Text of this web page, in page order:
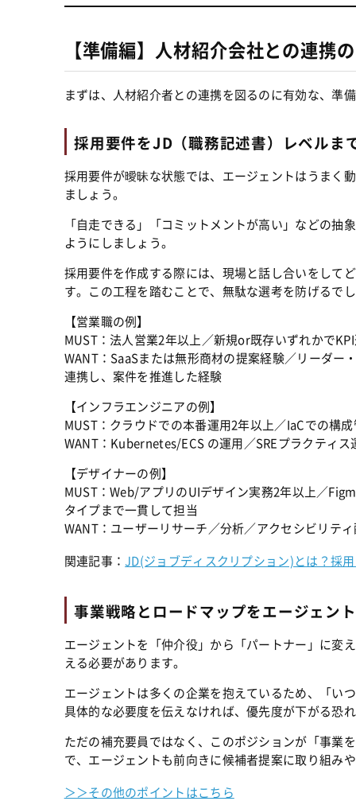
【準備編】人材紹介会社との連携
まずは、人材紹介者との連携を図るのに有効な、準
採用要件をJD（職務記述書）レベルま
採用要件が曖昧な状態では、エージェントはうまく
ましょう。
「自走できる」「コミットメントが高い」などの
ようにしましょう。
採用要件を作成する際には、現場と話し合いをして
す。この工程を踏むことで、無駄な選考を防げるで
【営業職の例】
MUST：法人営業2年以上／新規or既存いずれかで
WANT：SaaSまたは無形商材の提案経験／リーダ
連携し、案件を推進した経験
【インフラエンジニアの例】
MUST：クラウドでの本番運用2年以上／IaCでの構
WANT：Kubernetes/ECS の運用／SREプラクティ
【デザイナーの例】
MUST：Web/アプリのUIデザイン実務2年以上／
タイプまで一貫して担当
WANT：ユーザーリサーチ／分析／アクセシビリテ
関連記事：JD(ジョブディスクリプション)とは？採
事業戦略とロードマップをエージェン
エージェントを「仲介役」から「パートナー」に変
える必要があります。
エージェントは多くの企業を抱えているため、「い
具体的な必要度を伝えなければ、優先度が下がる恐
ただの補充要員ではなく、このポジションが「事業
で、エージェントも前向きに候補者提案に取り組み
＞＞その他のポイントはこちら